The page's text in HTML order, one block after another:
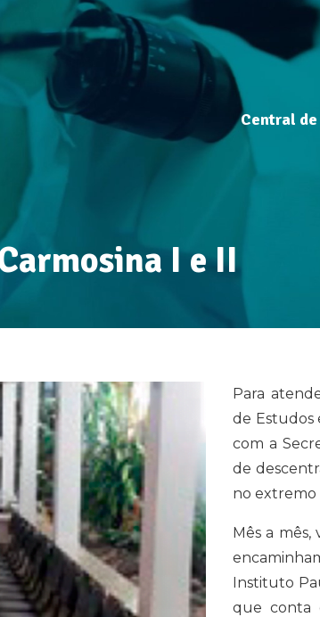
Central
I e II
Para
de Estudos
com a
de
no extremo
Mês a mês,
Instituto
que conta